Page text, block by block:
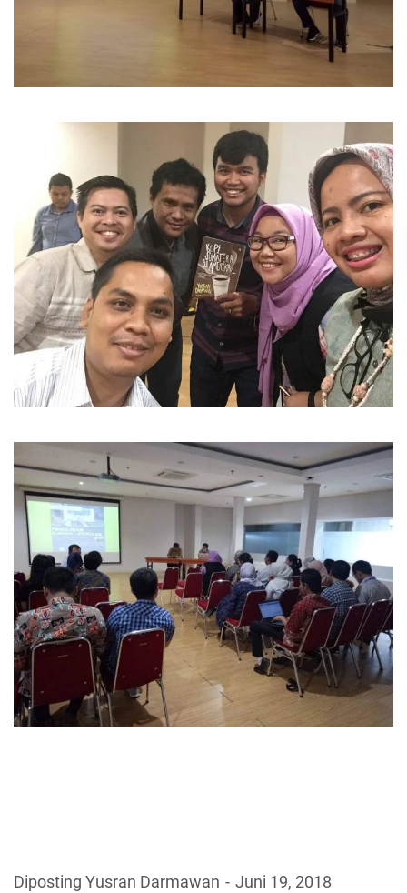
Diposting Yusran Darmawan Juni 19, 2018